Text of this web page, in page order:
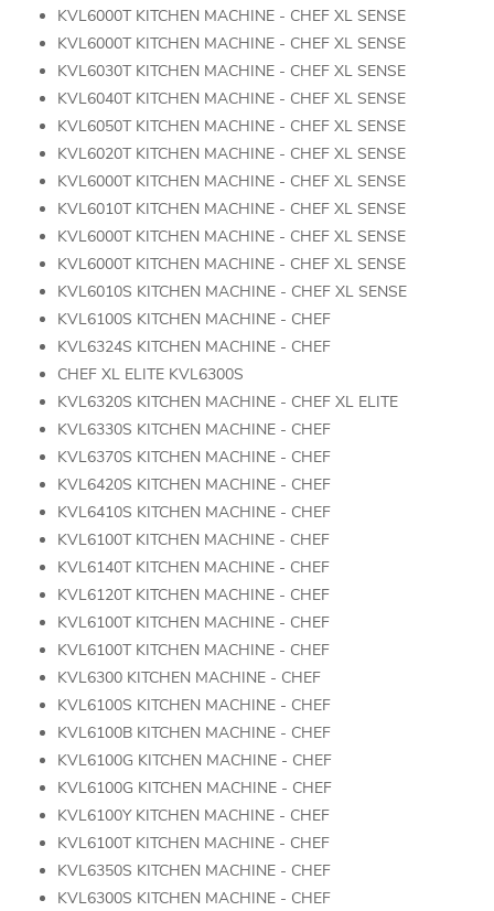
KVL6000T KITCHEN MACHINE - CHEF XL SENSE
KVL6000T KITCHEN MACHINE - CHEF XL SENSE
KVL6030T KITCHEN MACHINE - CHEF XL SENSE
KVL6040T KITCHEN MACHINE - CHEF XL SENSE
KVL6050T KITCHEN MACHINE - CHEF XL SENSE
KVL6020T KITCHEN MACHINE - CHEF XL SENSE
KVL6000T KITCHEN MACHINE - CHEF XL SENSE
KVL6010T KITCHEN MACHINE - CHEF XL SENSE
KVL6000T KITCHEN MACHINE - CHEF XL SENSE
KVL6000T KITCHEN MACHINE - CHEF XL SENSE
KVL6010S KITCHEN MACHINE - CHEF XL SENSE
KVL6100S KITCHEN MACHINE - CHEF
KVL6324S KITCHEN MACHINE - CHEF
CHEF XL ELITE KVL6300S
KVL6320S KITCHEN MACHINE - CHEF XL ELITE
KVL6330S KITCHEN MACHINE - CHEF
KVL6370S KITCHEN MACHINE - CHEF
KVL6420S KITCHEN MACHINE - CHEF
KVL6410S KITCHEN MACHINE - CHEF
KVL6100T KITCHEN MACHINE - CHEF
KVL6140T KITCHEN MACHINE - CHEF
KVL6120T KITCHEN MACHINE - CHEF
KVL6100T KITCHEN MACHINE - CHEF
KVL6100T KITCHEN MACHINE - CHEF
KVL6300 KITCHEN MACHINE - CHEF
KVL6100S KITCHEN MACHINE - CHEF
KVL6100B KITCHEN MACHINE - CHEF
KVL6100G KITCHEN MACHINE - CHEF
KVL6100G KITCHEN MACHINE - CHEF
KVL6100Y KITCHEN MACHINE - CHEF
KVL6100T KITCHEN MACHINE - CHEF
KVL6350S KITCHEN MACHINE - CHEF
KVL6300S KITCHEN MACHINE - CHEF